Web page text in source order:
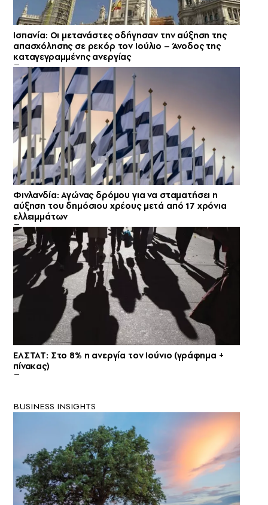
Ισπανία: Οι μετανάστες οδήγησαν την αύξηση της
απασχόλησης σε ρεκόρ τον Ιούλιο – Άνοδος της
καταγεγραμμένης ανεργίας
Φινλανδία: Αγώνας δρόμου για να σταματήσει η
αύξηση του δημόσιου χρέους μετά από 17 χρόνια
ελλειμμάτων
ΕΛΣΤΑΤ: Στο 8% η ανεργία τον Ιούνιο (γράφημα +
πίνακας)
BUSINESS INSIGHTS